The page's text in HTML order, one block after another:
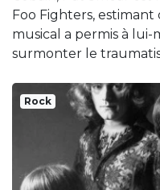
Foo Fighters,
musical a permis à
surmonter le
Rock